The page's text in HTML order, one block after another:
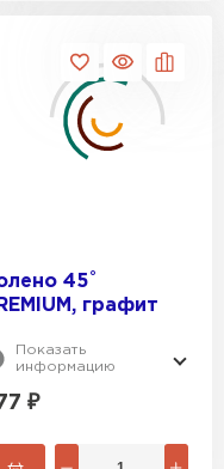
45˚
графит
Показать
информацию
₽